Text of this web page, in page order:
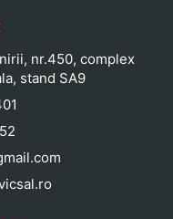
nr.450, complex
stand SA9